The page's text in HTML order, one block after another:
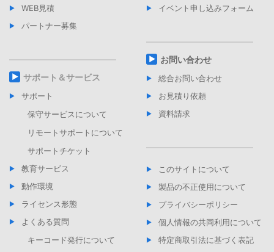
スワード、シリアル番号を、e-mail でお客様に通知します。
サブスクリプションの利用契約期間中、弊社サーバーにおい
せん）を自動的に受信し、コンピュータの認証を行います。
態が所定の時間継続した場合、本製品は自動的にセッション
弊社は、本製品の提供にあたりID/パスワードが入力された場
合は、お客様自身が入力されたものとみなし、不正利用によ
ません。
弊社は、誤ったID／パスワードが一定回数以上入力された場
合は、お客様による本サービスの利用を一時停止する措置を
本規約に基づき本製品を利用することができる期間は、次の通りと
します。
ドローンパイロット育成教育に参加いただいく方の情報＊
お問合せへの対応のため
個人情報に関する問合せ・苦情相談・開示等の請求をされた
お問合せ・苦情相談・開示等の請求への対応のため
取引先の方の情報＊
連絡、商談、情報交換、技術者管理、契約の履行のため
当社に来訪された方の情報＊
入退出管理のため
応募受付、書類選考、面接、合否連絡のため
当社従業者の情報＊
雇用、人事、福利厚生、安全管理に関する事務のため
当社WEBサイト、社内報等への掲載のため
取引先への情報提供のため
WEB見積
パートナー募集
サポート＆サービス
サポート
保守サービスについて
リモートサポートについて
サポートチケット
教育サービス
動作環境
ライセンス形態
よくある質問
キーコード発行について
イベント申し込みフォーム
お問い合わせ
総合お問い合わせ
お見積り依頼
資料請求
このサイトについて
製品の不正使用について
プライバシーポリシー
個人情報の共同利用について
特定商取引法に基づく表記